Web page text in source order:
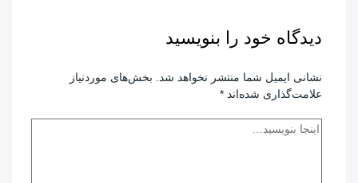
دیدگاه‌ خود را بنویسید
نشانی ایمیل شما منتشر نخواهد شد.
بخش‌های موردنیاز
علامت‌گذاری شده‌اند *
اینجا